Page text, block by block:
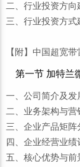
二、行业投资方向
三、行业投资方式
【附】中国超宽
第一节 加特兰
一、公司简介及发
二、业务架构与营
三、企业产品矩阵
四、企业经营业绩
五、核心优势与前